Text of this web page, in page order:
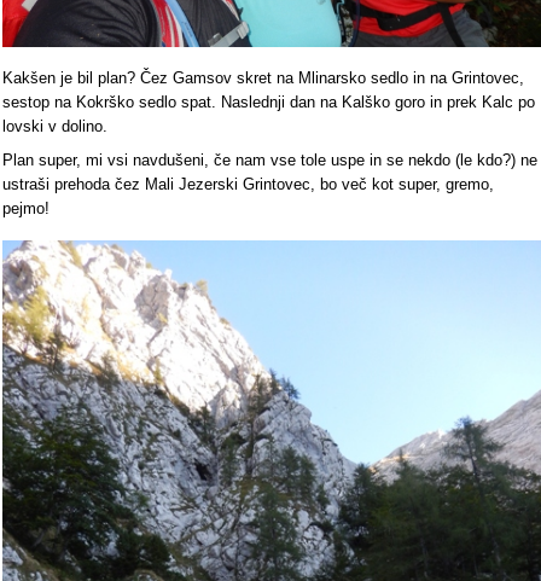
Kakšen je bil plan? Čez Gamsov skret na Mlinarsko sedlo in na Grintovec,
sestop na Kokrško sedlo spat. Naslednji dan na Kalško goro in prek Kalc po
lovski v dolino.
Plan super, mi vsi navdušeni, če nam vse tole uspe in se nekdo (le kdo?) ne
ustraši prehoda čez Mali Jezerski Grintovec, bo več kot super, gremo,
pejmo!